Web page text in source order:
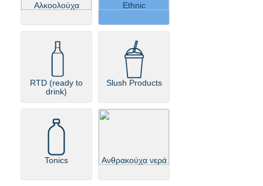
Aλκοολούχα Ethnic
RTD (ready to
drink)
Slush Products
Tonics Ανθρακούχα νερά